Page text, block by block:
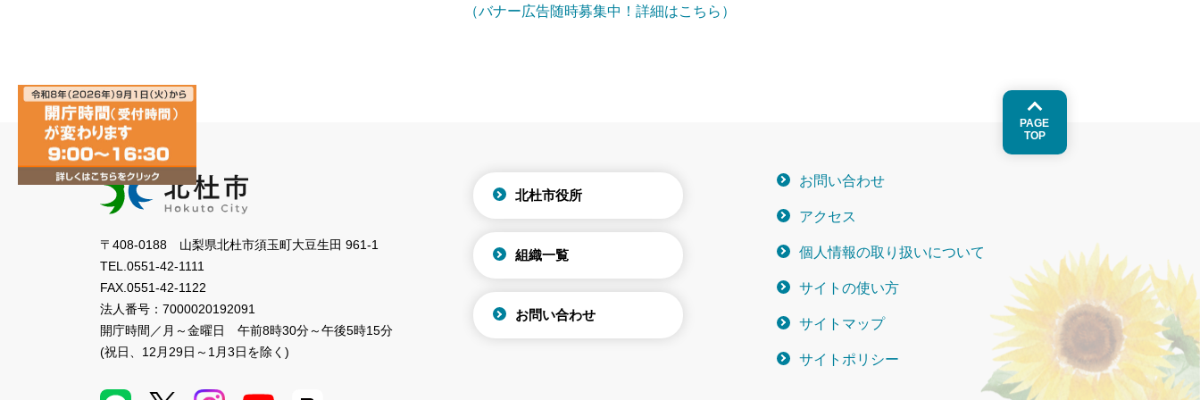
（バナー広告随時募集中！詳細はこちら）
PAGE
TOP
〒408-0188 山梨県北杜市須玉町大豆生田 961-1
TEL. 0551-42-1111
FAX. 0551-42-1122
法人番号： 7000020192091
開庁時間／月～金曜日
午前8時30分～午後5時15分
(祝日、12月29日～1月3日を除く)
北杜市役所
組織一覧
お問い合わせ
お問い合わせ
アクセス
個人情報の取り扱いについて
サイトの使い方
サイトマップ
サイトポリシー